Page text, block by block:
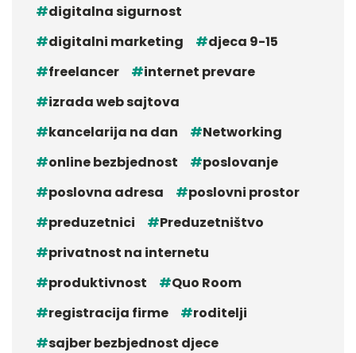
digitalna sigurnost
digitalni marketing
djeca 9-15
freelancer
internet prevare
izrada web sajtova
kancelarija na dan
Networking
online bezbjednost
poslovanje
poslovna adresa
poslovni prostor
preduzetnici
Preduzetništvo
privatnost na internetu
produktivnost
Quo Room
registracija firme
roditelji
sajber bezbjednost djece